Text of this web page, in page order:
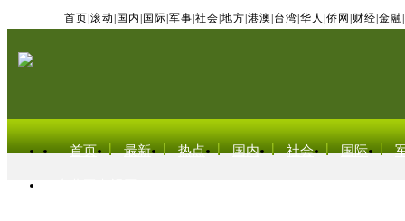
首页 滚动 国内 国际 军事 社会 地方 港澳 台湾 华人 侨网 财经 金融
首页 最新 热点 国内 社会 国际